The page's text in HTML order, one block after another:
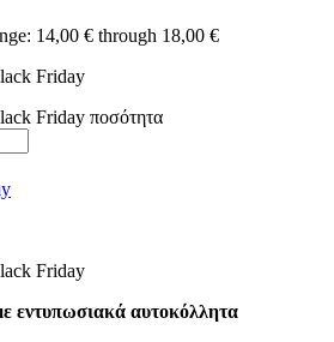
14,00 € through 18,00 €
Friday
Friday ποσότητα
Friday
εντυπωσιακά αυτοκόλλητα